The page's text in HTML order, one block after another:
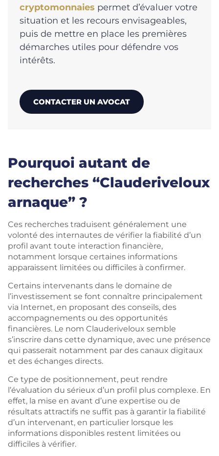
cryptomonnaies permet d’évaluer votre
situation et les recours envisageables,
puis de mettre en place les premières
démarches utiles pour défendre vos
intérêts.
CONTACTER UN AVOCAT
Pourquoi autant de
recherches “Clauderiveloux
arnaque” ?
Ces recherches traduisent généralement une
volonté des internautes de vérifier la fiabilité d’un
profil avant toute interaction financière,
notamment lorsque certaines informations
apparaissent limitées ou difficiles à confirmer.
Certains intervenants dans le domaine de
l’investissement se font connaître principalement
via Internet, en proposant des conseils, des
accompagnements ou des opportunités
financières. Le nom Clauderiveloux semble
s’inscrire dans cette dynamique, avec une présence
qui passerait notamment par des canaux digitaux
et des échanges directs.
Ce type de positionnement, peut rendre
l’évaluation du sérieux d’un profil plus complexe. En
effet, la mise en avant d’une expertise ou de
résultats attractifs ne suffit pas à garantir la fiabilité
d’un intervenant, en particulier lorsque les
informations disponibles restent limitées ou
difficiles à vérifier.